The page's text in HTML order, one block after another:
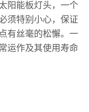
阳能板灯头，一个
须特别小心，保证
有丝毫的松懈。一
运作及其使用寿命